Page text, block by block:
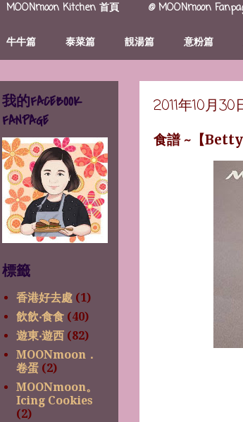
MOONmoon Kitchen 首頁 @ MOONmoon
牛牛篇 泰菜篇 靚湯篇 意粉篇
2011年10月30
食譜 ~【Betty
我的FACEBOOK
FANPAGE
標籤
香港好去處 (1)
飲飲‧食食 (40)
遊東‧遊西 (82)
MOONmoon．
卷蛋 (2)
MOONmoon。
Icing Cookies
(2)